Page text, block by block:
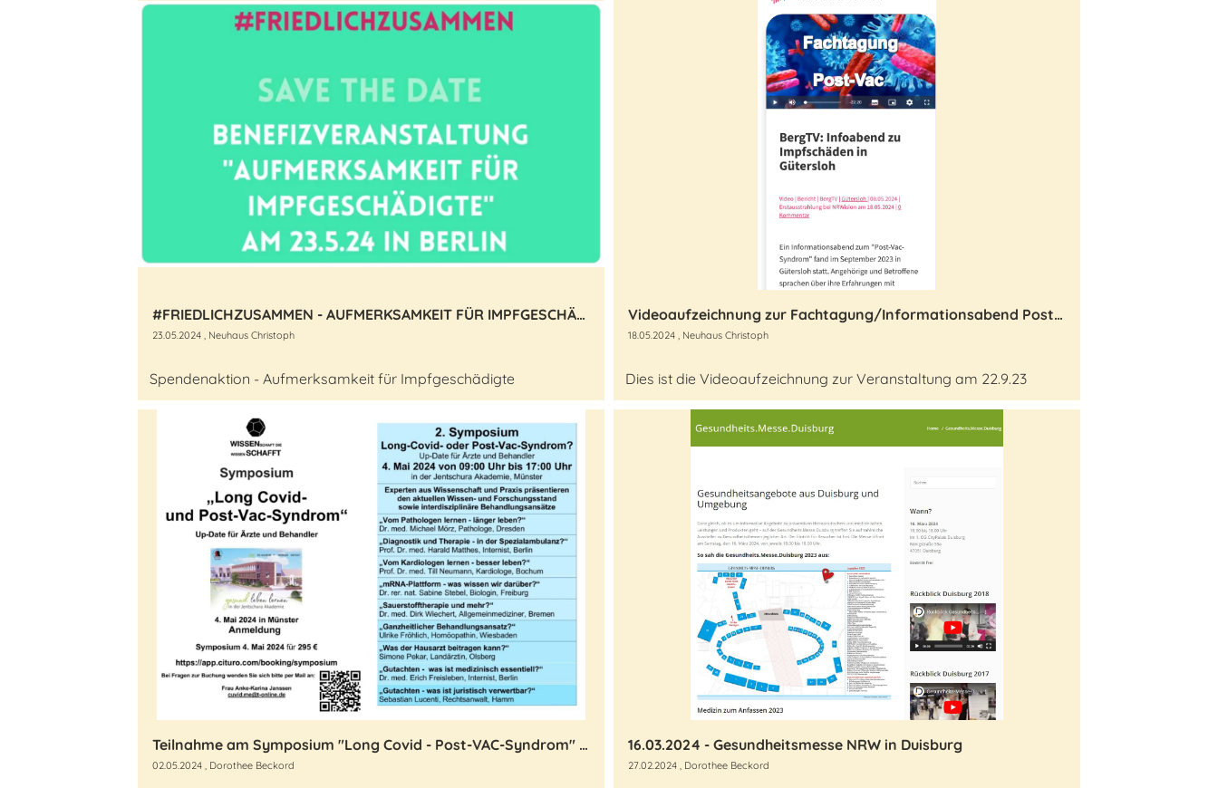
#FRIEDLICHZUSAMMEN - AUFMERKSAMKEIT FÜR IMPFGESCHÄDIGTE - 23.05.2024 Benefizkonzert in Berlin
23.05.2024 , Neuhaus Christoph
Spendenaktion - Aufmerksamkeit für Impfgeschädigte
Videoaufzeichnung zur Fachtagung/Informationsabend Post-VAC in Gütersloh
18.05.2024, Neuhaus Christoph
Dies ist die Videoaufzeichnung zur Veranstaltung am 22.9.23
Teilnahme am Symposium "Long Covid - Post-VAC-Syndrom" Update für Ärzte und Juristen in Münster
02.05.2024 , Dorothee Beckord
16.03.2024 - Gesundheitsmesse NRW in Duisburg
27.02.2024, Dorothee Beckord